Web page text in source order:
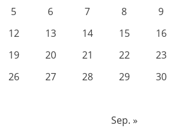
5 6 7 8
9
12 13 14 15
16
19 20 21 22
23
26 27 28 29
30
Sep. »